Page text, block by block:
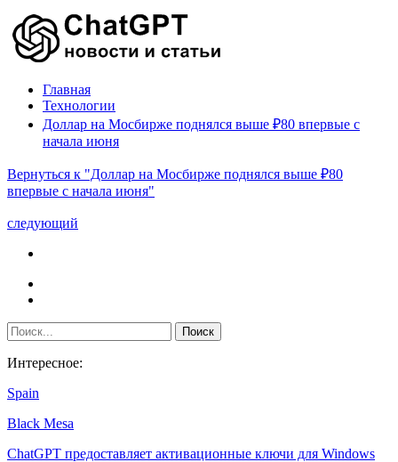
Главная
Технологии
Доллар на Мосбирже поднялся выше ₽80 впервые с
начала июня
Вернуться к "Доллар на Мосбирже поднялся выше ₽80
впервые с начала июня"
следующий
Интересное:
Spain
Black Mesa
ChatGPT предоставляет активационные ключи для Windows